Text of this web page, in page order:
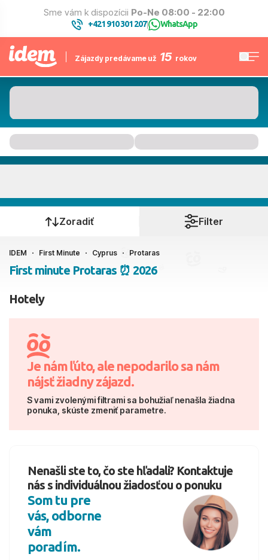
Sme vám k dispozícii Po-Ne 08:00 - 22:00
+421 910 301 207| WhatsApp
Zájazdy predávame už 15 rokov
Kedy cestujete?
Ako cestujete?
2 dospelí, 0 deti
Zoradiť Filter
IDEM First Minute Cyprus Protaras
First minute Protaras ⏰ 2026
Hotely
Je nám ľúto, ale nepodarilo sa nám
nájsť žiadny zájazd.
S vami zvolenými filtrami sa bohužiaľ nenašla žiadna
ponuka, skúste zmeniť parametre.
Nenašli ste to, čo ste hľadali? Kontaktuje
nás s individuálnou žiadosťou o ponuku
Som tu pre
vás, odborne
vám
poradím.